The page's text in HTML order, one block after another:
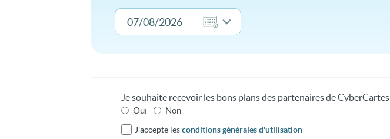
Je souhaite recevoir les bons plans des partenaires de CyberCartes
Oui Non
J'accepte lesconditions générales d'utilisation